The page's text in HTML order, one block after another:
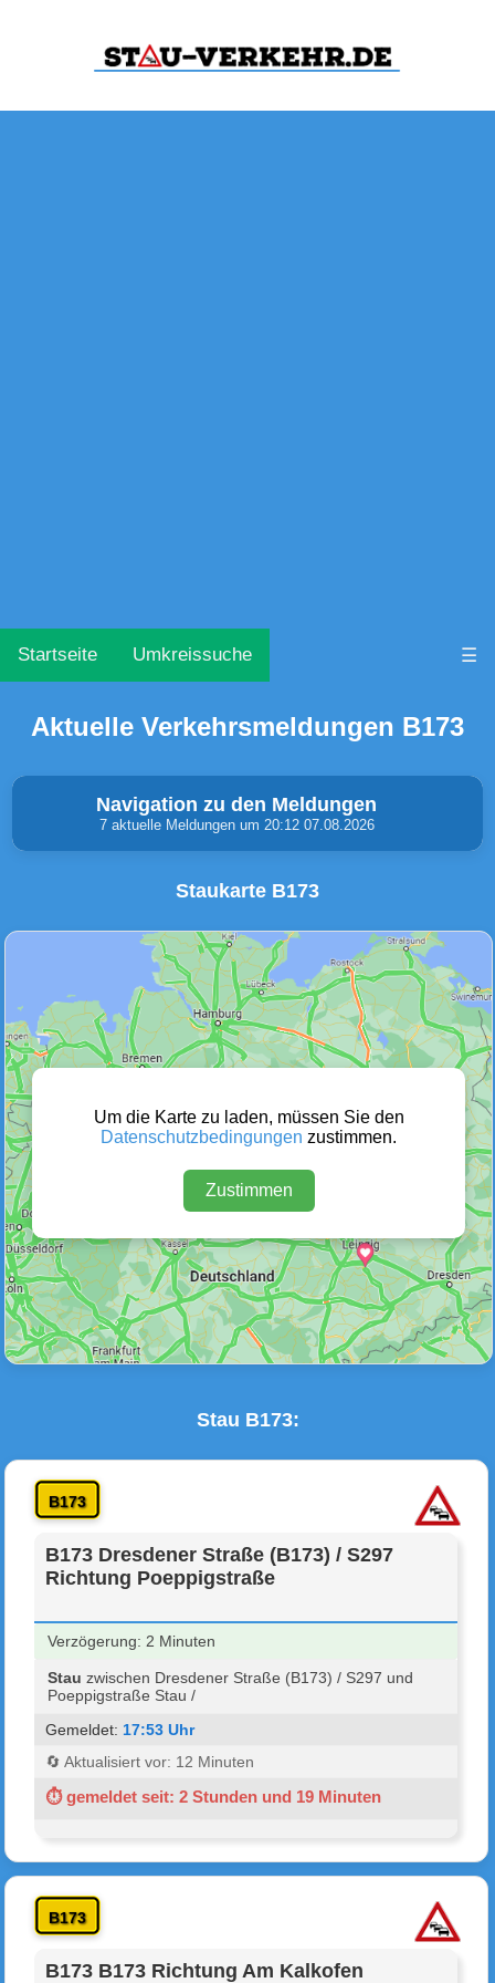
Startseite Umkreissuche ☰
Aktuelle Verkehrsmeldungen B173
Navigation zu den Meldungen
7 aktuelle Meldungen um 20:12 07.08.2026
Unfälle & Warnungen Stau
(2)
Wetter Warnungen Sperrungen
Defektes Fahrzeug
Staukarte B173
Um die Karte zu laden, müssen Sie den
Datenschutzbedingungen zustimmen.
Zustimmen
Stau B173:
B173
B173 Dresdener Straße (B173) / S297
Richtung Poeppigstraße
Verzögerung: 2 Minuten
Stau zwischen Dresdener Straße (B173) / S297 und
Poeppigstraße Stau /
Gemeldet: 17:53 Uhr
🔄 Aktualisiert vor: 12 Minuten
⏱ gemeldet seit: 2 Stunden und 19 Minuten
B173
B173 B173 Richtung Am Kalkofen